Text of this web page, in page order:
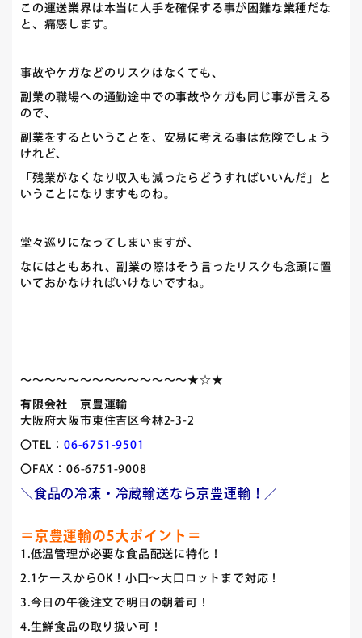
この運送業界は本当に人手を確保する事が困難な業種だな
と、痛感します。
事故やケガなどのリスクはなくても、
副業の職場への通勤途中での事故やケガも同じ事が言える
ので、
副業をするということを、安易に考える事は危険でしょう
けれど、
「残業がなくなり収入も減ったらどうすればいいんだ」と
いうことになりますものね。
堂々巡りになってしまいますが、
なにはともあれ、副業の際はそう言ったリスクも念頭に置
いておかなければいけないですね。
～～～～～～～～～～～～～～★☆★
有限会社 京豊運輸
大阪府大阪市東住吉区今林2-3-2
〇TEL：06-6751-9501
〇FAX：06-6751-9008
＼食品の冷凍・冷蔵輸送なら京豊運輸！／
＝京豊運輸の5大ポイント＝
1.低温管理が必要な食品配送に特化！
2.1ケースからOK！小口～大口ロットまで対応！
3.今日の午後注文で明日の朝着可！
4.生鮮食品の取り扱い可！